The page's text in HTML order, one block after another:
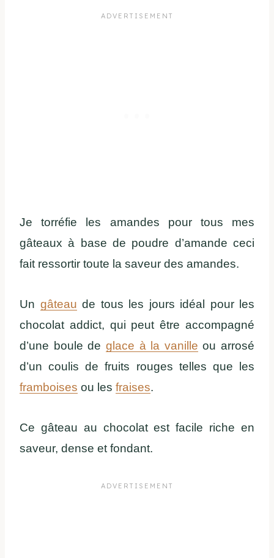
Je torréfie les amandes pour tous mes
gâteaux à base de poudre d’amande ceci
fait ressortir toute la saveur des amandes.
Un gâteau de tous les jours idéal pour les
chocolat addict, qui peut être accompagné
d’une boule de glace à la vanille ou arrosé
d’un coulis de fruits rouges telles que les
framboises ou les fraises.
Ce gâteau au chocolat est facile riche en
saveur, dense et fondant.